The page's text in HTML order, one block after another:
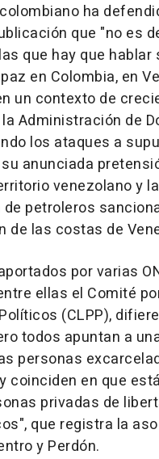
ha
que "no es
que hay que hablar
en Colombia, en
un contexto de
Administración de
los ataques a
anunciada
venezolano y la
petroleros
de las costas de
por varias
ellas el Comité
(CLPP),
todos apuntan a
personas
coinciden en que
privadas de
que registra la
y Perdón.